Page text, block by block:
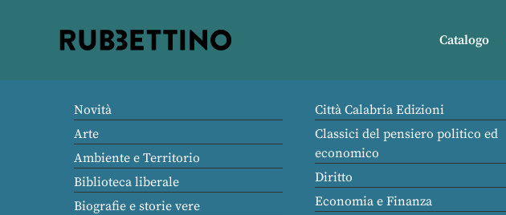
Catalogo
Novità
Arte
Ambiente e Territorio
Biblioteca liberale
Biografie e storie vere
Città Calabria Edizioni
Classici del pensiero politico ed
economico
Diritto
Economia e Finanza